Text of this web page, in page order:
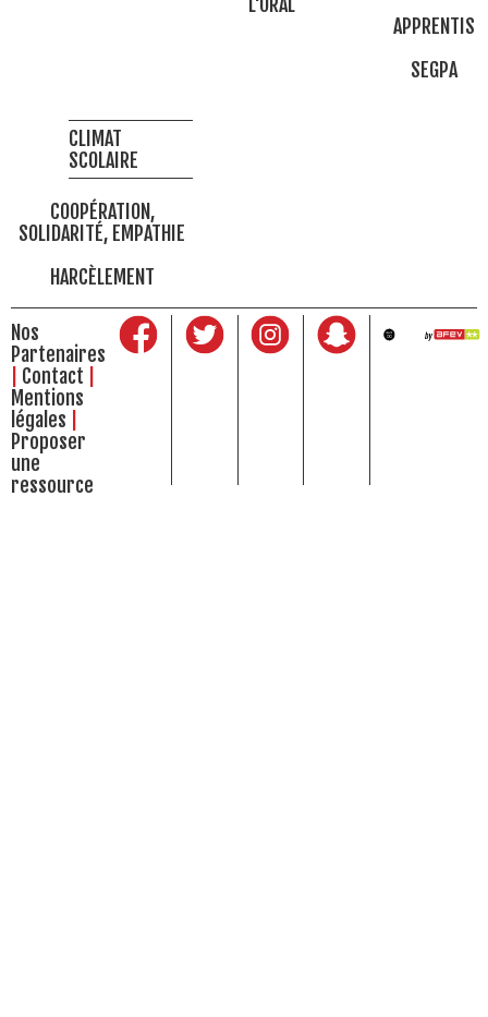
APPRENTIS
SEGPA
CLIMAT
SCOLAIRE
COOPÉRATION,
SOLIDARITÉ, EMPATHIE
HARCÈLEMENT
Nos
Partenaires
Contact
Mentions
légales
Proposer
une
ressource